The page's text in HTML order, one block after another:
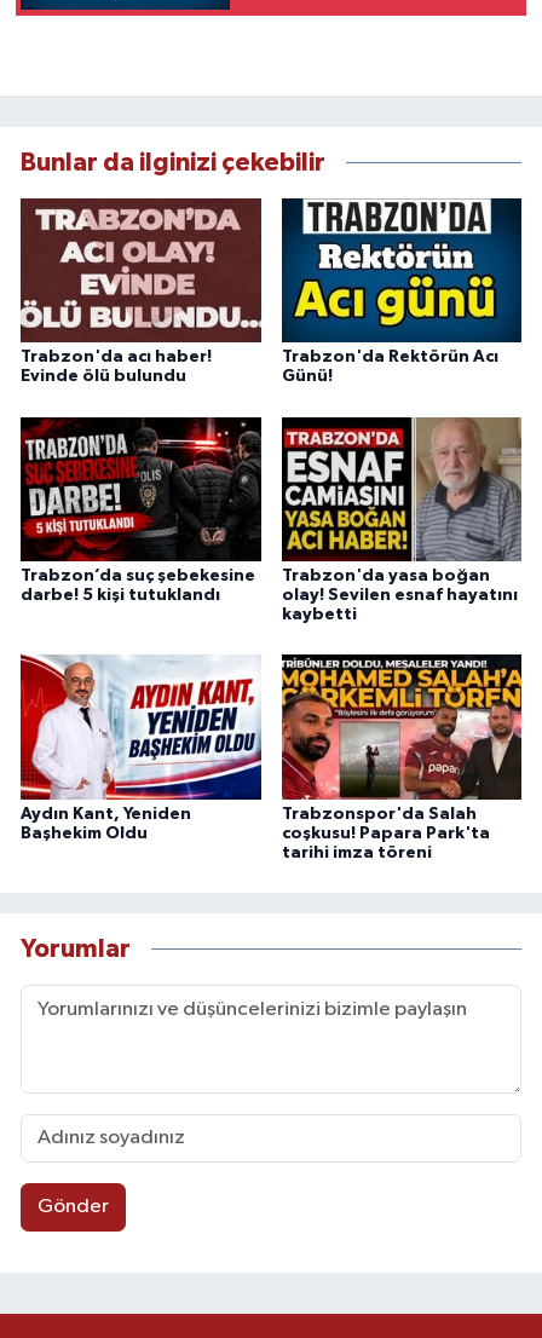
Bunlar da ilginizi çekebilir
Trabzon'da acı haber!
Evinde ölü bulundu
Trabzon'da Rektörün Acı
Günü!
Trabzon’da suç şebekesine
darbe! 5 kişi tutuklandı
Trabzon'da yasa boğan
olay! Sevilen esnaf hayatını
kaybetti
Aydın Kant, Yeniden
Başhekim Oldu
Trabzonspor'da Salah
coşkusu! Papara Park'ta
tarihi imza töreni
Yorumlar
Gönder